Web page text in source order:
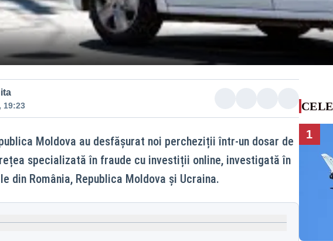
19:23
Moldova au desfășurat noi percheziții într-un dosar de
specializată în fraude cu investiții online, investigată în
din România, Republica Moldova și Ucraina.
1